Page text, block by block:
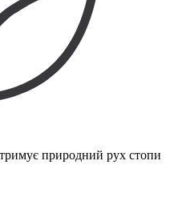
природний рух стопи